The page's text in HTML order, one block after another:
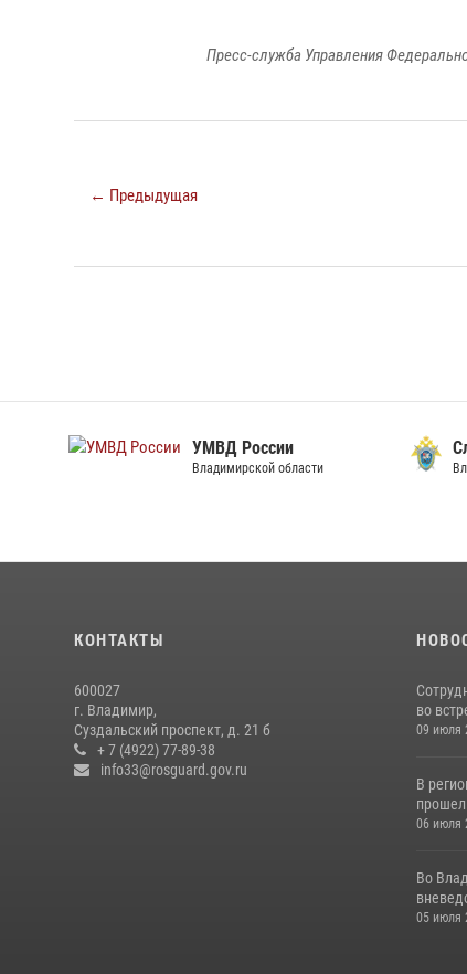
Пресс-служба Управления
← Предыдущая
УМВД России
Владимирской области
КОНТАКТЫ
600027
г. Владимир,
Суздальский проспект, д. 21 б
+ 7 (4922) 77-89-38
info33@rosguard.gov.ru
во
09 июля
В
06 июля
Во
05 июля